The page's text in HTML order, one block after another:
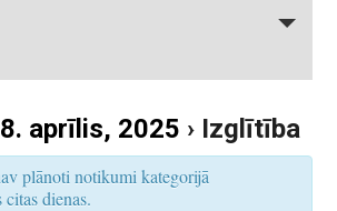
aprīlis, 2025 › Izglītība
plānoti notikumi kategorijā
dienas.